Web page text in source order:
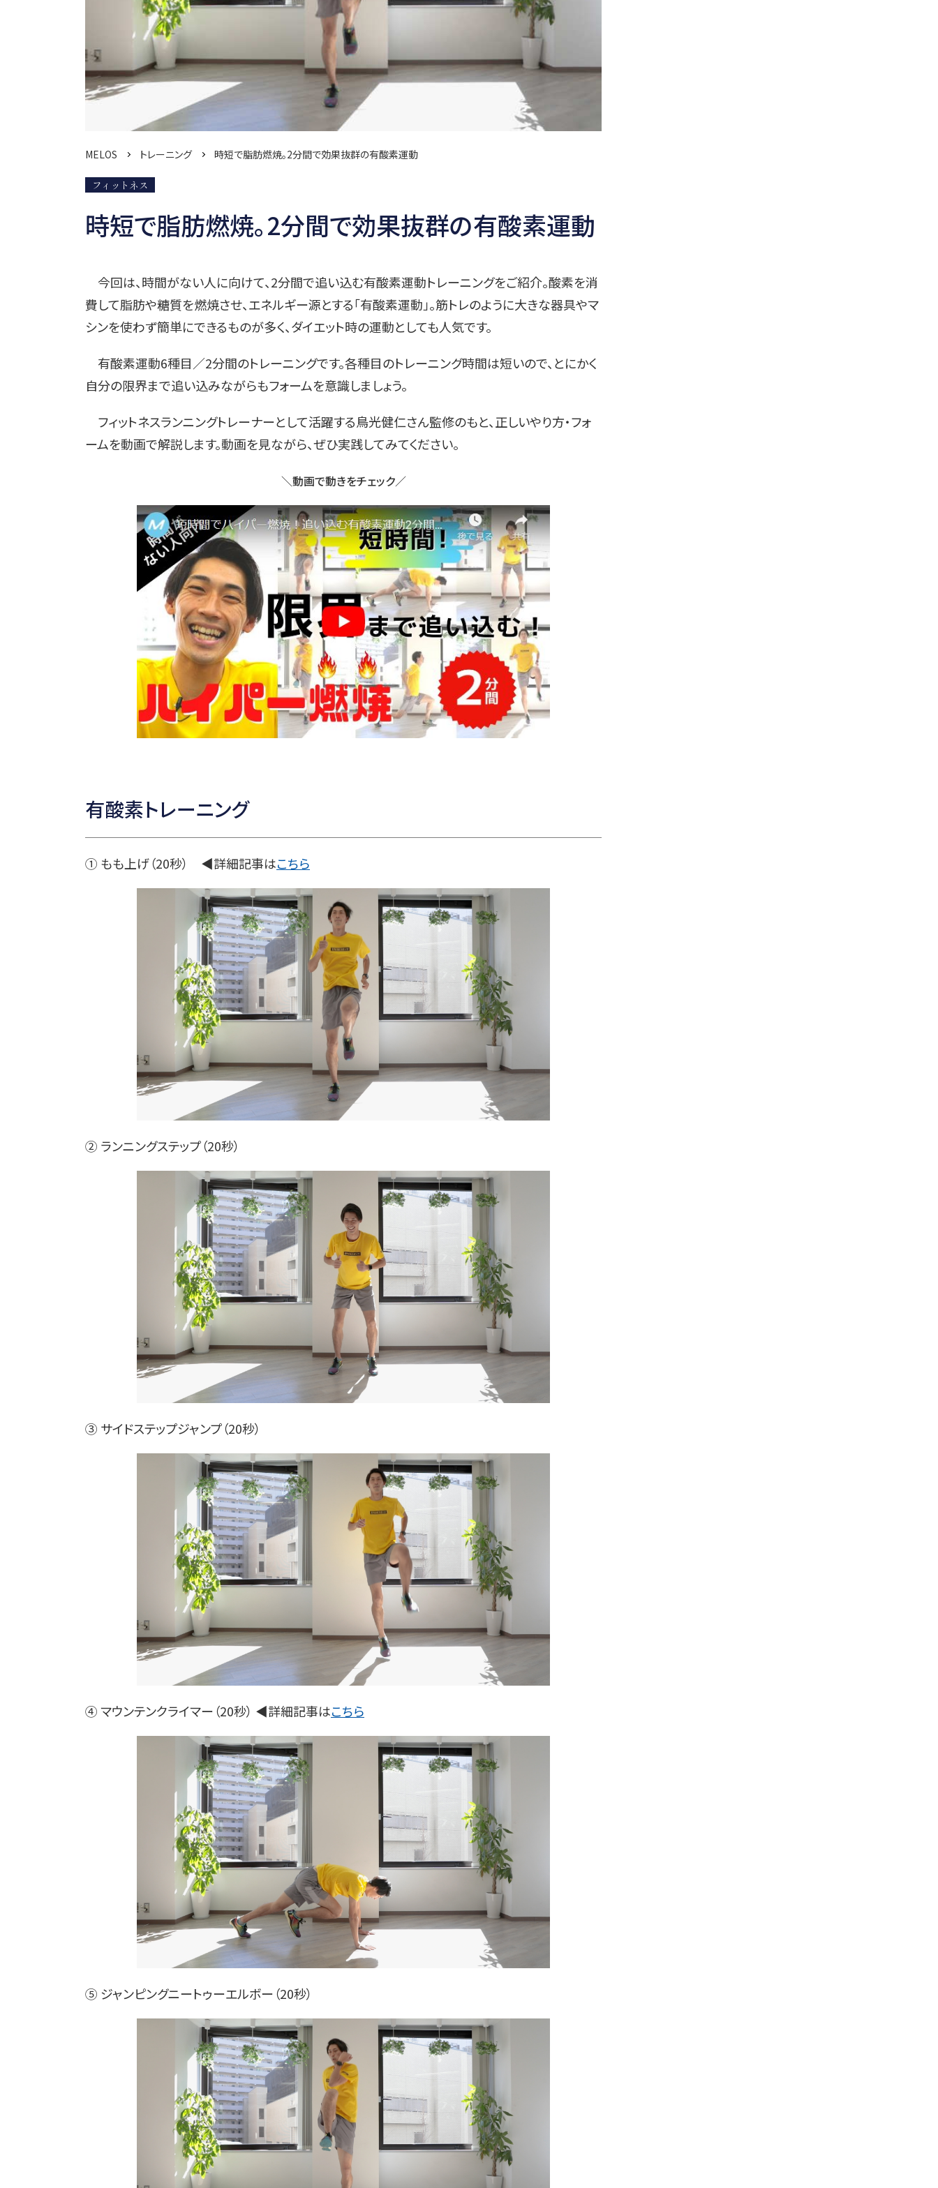
MELOS トレーニング 時短で脂肪燃焼。2分間で効果抜群の有酸素運動
フィットネス
時短で脂肪燃焼。2分間で効果抜群の有酸素運動
今回は、時間がない人に向けて、2分間で追い込む有酸素運動トレーニングをご紹介。酸素を消
費して脂肪や糖質を燃焼させ、エネルギー源とする「有酸素運動」。筋トレのように大きな器具やマ
シンを使わず簡単にできるものが多く、ダイエット時の運動としても人気です。
有酸素運動6種目／2分間のトレーニングです。各種目のトレーニング時間は短いので、とにかく
自分の限界まで追い込みながらもフォームを意識しましょう。
フィットネスランニングトレーナーとして活躍する鳥光健仁さん監修のもと、正しいやり方・フォ
ームを動画で解説します。動画を見ながら、ぜひ実践してみてください。
＼動画で動きをチェック／
有酸素トレーニング
① もも上げ（20秒） ◀詳細記事はこちら
② ランニングステップ（20秒）
③ サイドステップジャンプ（20秒）
④ マウンテンクライマー（20秒） ◀詳細記事はこちら
⑤ ジャンピングニートゥーエルボー（20秒）